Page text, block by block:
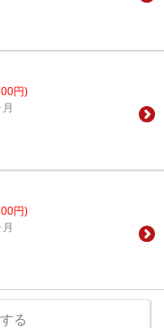
円)
円)
る